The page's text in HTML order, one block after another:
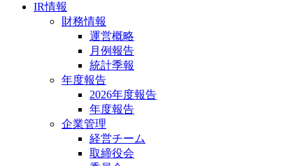
IR情報
財務情報
運営概略
月例報告
統計季報
年度報告
2026年度報告
年度報告
企業管理
経営チーム
取締役会